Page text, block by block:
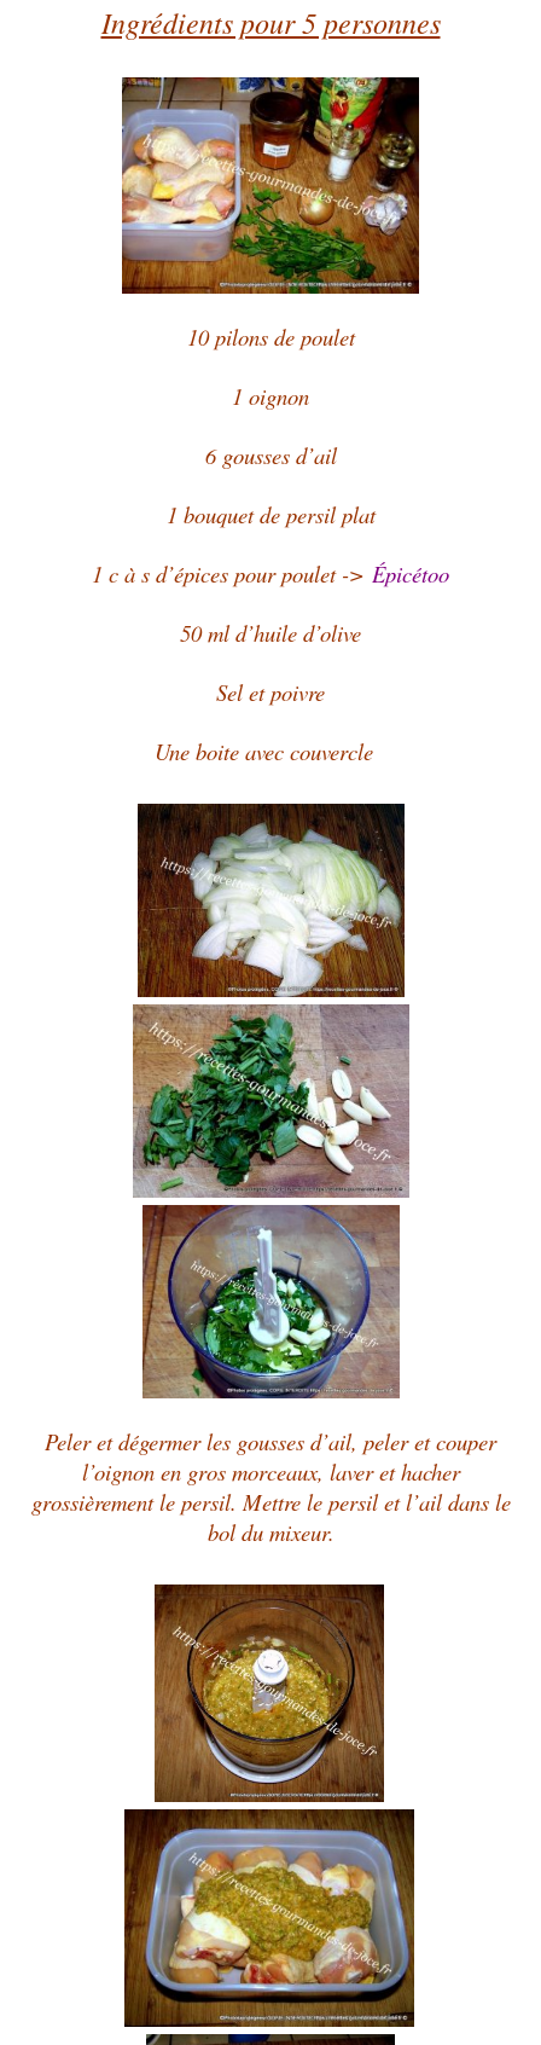
Ingrédients pour 5 personnes
10 pilons de poulet
1 oignon
6 gousses d’ail
1 bouquet de persil plat
1 c à s d’épices pour poulet -> Épicétoo
50 ml d’huile d’olive
Sel et poivre
Une boite avec couvercle
Peler et dégermer les gousses d’ail, peler et couper
l’oignon en gros morceaux, laver et hacher
grossièrement le persil. Mettre le persil et l’ail dans le
bol du mixeur.